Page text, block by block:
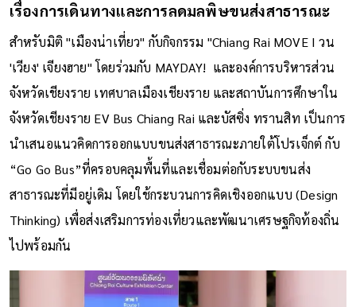
เรื่องการเดินทางและการลดมลพิษขนส่งสาธารณะ
สำหรับมิติ "เมืองน่าเที่ยว" กับกิจกรรม "Chiang Rai MOVE I วน
'เวียง' เจียงฮาย" โดยร่วมกับ MAYDAY! และองค์การบริหารส่วน
จังหวัดเชียงราย เทศบาลเมืองเชียงราย และสถาบันการศึกษาใน
จังหวัดเชียงราย EV Bus Chiang Rai และบัสซิ่ง ทรานสิท เป็นการ
นำเสนอแนวคิดการออกแบบขนส่งสาธารณะภายใต้โปรเจ็กต์ กับ
“Go Go Bus”ที่ครอบคลุมพื้นที่และเชื่อมต่อกับระบบขนส่ง
สาธารณะที่มีอยู่เดิม โดยใช้กระบวนการคิดเชิงออกแบบ (Design
Thinking) เพื่อส่งเสริมการท่องเที่ยวและพัฒนาเศรษฐกิจท้องถิ่น
ไปพร้อมกัน